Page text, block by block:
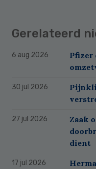
Gerelateerd
6 aug 2026
Pfizer
30 jul 2026
27 jul 2026
Zaak
dient
17 jul 2026